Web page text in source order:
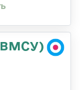
ВМСУ)